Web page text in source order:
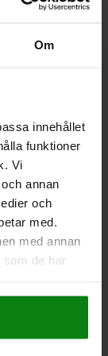
Om
innehållet
funktioner
Vi
annan
och
med.
med annan
som de har
NY